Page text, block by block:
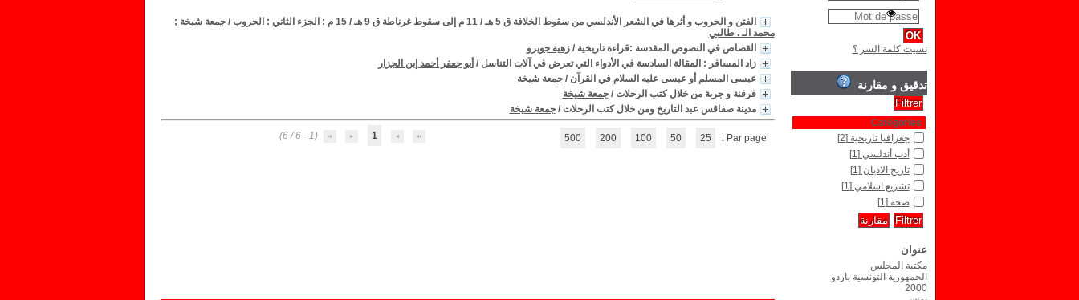
الفتن و الحروب و أثرها في الشعر الأندلسي من سقوط الخلافة ق 5 هـ / 11 م إلى سقوط غرناطة ق 9 هـ / 15 م : الجزء الثاني : الحروب /جمعة شيخة ;
محمد الـ . طالبي
القصاص في النصوص المقدسة :قراءة تاريخية /زهية جويرو
زاد المسافر : المقالة السادسة في الأدواء التي تعرض في آلات التناسل / أبو جعفر أحمد إبن الجزار
عيسى المسلم أو عيسى عليه السلام في القرآن /جمعة شيخة
قرقنة و جربة من خلال كتب الرحلات /جمعة شيخة
مدينة صفاقس عبد التاريخ ومن خلال كتب الرحلات /جمعة شيخة
1
(1 - 6 / 6) Par page :
25
50
100
200
500
نسيت كلمة السر ؟
تدقيق و مقارنة
Catégories
جغرافيا تاريخية [2]
أدب أندلسي [1]
تاريخ الاديان [1]
تشريع اسلامي [1]
صحة [1]
عنوان
مكتبة المجلس
الجمهورية التونسية باردو
2000